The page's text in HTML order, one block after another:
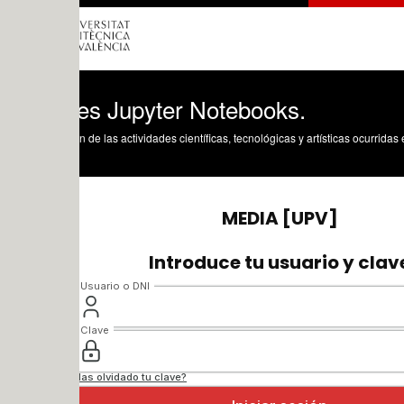
Jupyter Notebooks.
de las actividades científicas, tecnológicas y artísticas ocurridas en los tres